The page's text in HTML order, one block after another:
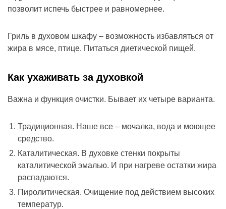
позволит испечь быстрее и равномернее.
Гриль в духовом шкафу – возможность избавляться от
жира в мясе, птице. Питаться диетической пищей.
Как ухаживать за духовкой
Важна и функция очистки. Бывает их четыре варианта.
Традиционная. Наше все – мочалка, вода и моющее
средство.
Каталитическая. В духовке стенки покрыты
каталитической эмалью. И при нагреве остатки жира
распадаются.
Пиролитическая. Очищение под действием высоких
температур.